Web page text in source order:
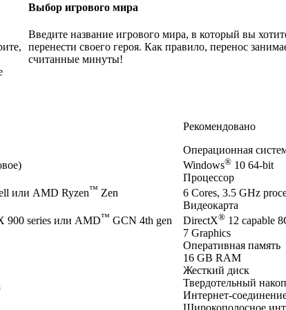
Выбор игрового мира
Введите название игрового мира, в который вы
перенести своего героя. Как правило, перенос
считанные минуты!
или AMD Ryzen™ Zen
900 series или AMD™ GCN 4th gen
Рекомендовано
Операционная
Windows® 10 64-bit
Процессор
6 Cores, 3.5 GHz
Видеокарта
DirectX® 12 capable
7 Graphics
Оперативная память
16 GB RAM
Жесткий диск
Твердотельный
Интернет-